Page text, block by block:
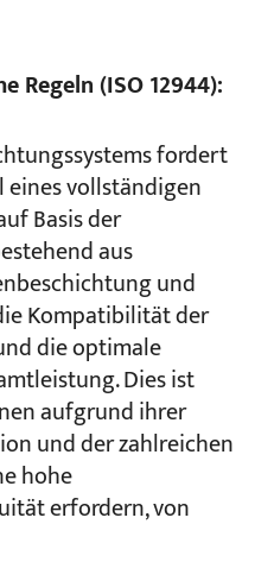
(ISO 12944):
fordert
vollständigen
Basis der
aus
und
Kompatibilität der
die optimale
Dies ist
aufgrund ihrer
und der zahlreichen
hohe
erfordern, von